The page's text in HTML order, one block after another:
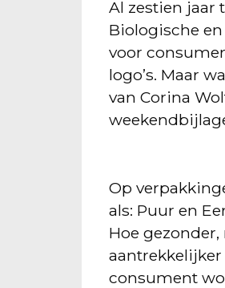
Al zestien jaar
Biologische
voor
logo’s. Maar
van Corina
Op
als: Puur en
Hoe
consument